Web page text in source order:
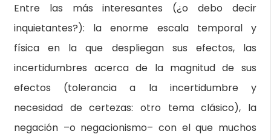
Entre las más interesantes (¿o debo decir
inquietantes?): la enorme escala temporal y
física en la que despliegan sus efectos, las
incertidumbres acerca de la magnitud de sus
efectos (tolerancia a la incertidumbre y
necesidad de certezas: otro tema clásico), la
negación –o negacionismo– con el que muchos